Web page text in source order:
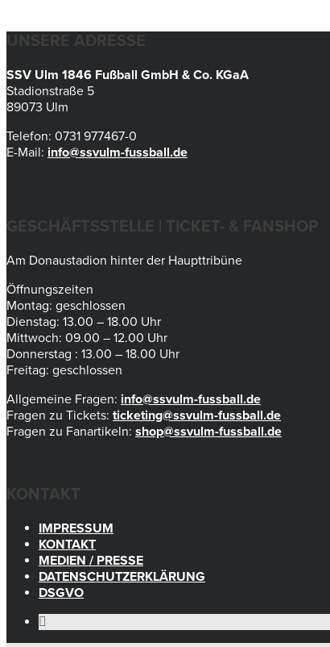
UNSERE ADRESSE
SSV Ulm 1846 Fußball GmbH & Co. KGaA
Stadionstraße 5
89073 Ulm
Telefon: 0731 977467-0
E-Mail: info@ssvulm-fussball.de
GESCHÄFTSSTELLE | TICKET- & FANSHOP
Am Donaustadion hinter der Haupttribüne
Öffnungszeiten
Montag: geschlossen
Dienstag: 13.00 – 18.00 Uhr
Mittwoch: 09.00 – 12.00 Uhr
Donnerstag : 13.00 – 18.00 Uhr
Freitag: geschlossen
Allgemeine Fragen: info@ssvulm-fussball.de
Fragen zu Tickets: ticketing@ssvulm-fussball.de
Fragen zu Fanartikeln: shop@ssvulm-fussball.de
KONTAKT
IMPRESSUM
KONTAKT
MEDIEN / PRESSE
DATENSCHUTZERKLÄRUNG
DSGVO